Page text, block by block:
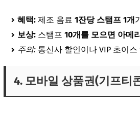
혜택: 제조 음료 1잔당 스탬프 1개
보상: 스탬프 10개를 모으면 아메
주의: 통신사 할인이나 VIP 초이
4. 모바일 상품권(기프티